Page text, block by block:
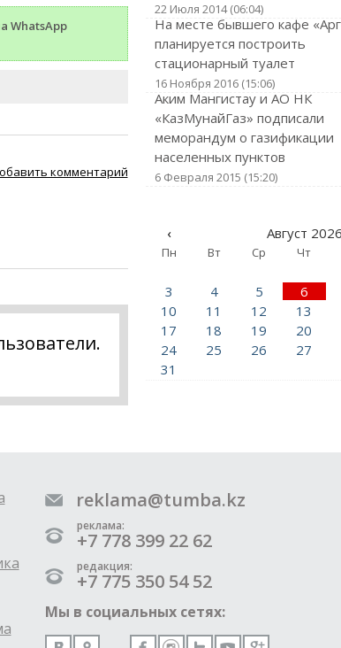
WhatsApp
комментарий
22 Июля 2014 (06:04)
На месте бывшего кафе
планируется построить
стационарный туалет
16 Ноября 2016 (15:06)
Аким Мангистау и АО НК
«КазМунайГаз» подписали
меморандум о газификации
населенных пунктов
6 Февраля 2015 (15:20)
‹ Август 2026
Пн Вт Ср Чт
3
4 5 6
10
11 12 13
17
18 19 20
24
25 26 27
31
reklama@tumba.kz
реклама:
+7 778 399 22 62
редакция:
+7 775 350 54 52
Мы в социальных сетях: